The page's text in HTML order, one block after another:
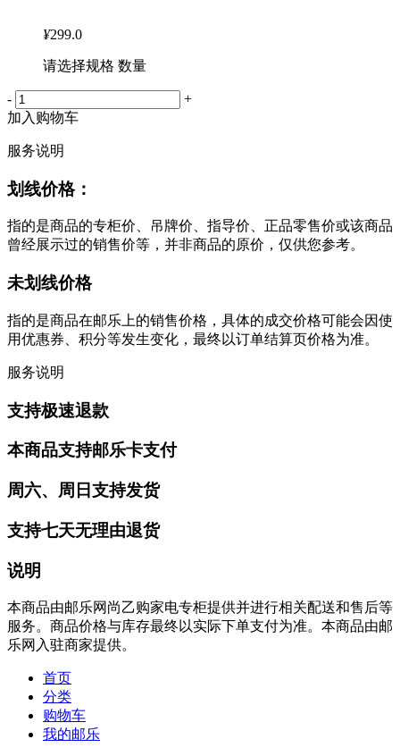
¥299.0
请选择规格 数量
-
+
加入购物车
服务说明
划线价格：
指的是商品的专柜价、吊牌价、指导价、正品零售价或该商品
曾经展示过的销售价等，并非商品的原价，仅供您参考。
未划线价格
指的是商品在邮乐上的销售价格，具体的成交价格可能会因使
用优惠券、积分等发生变化，最终以订单结算页价格为准。
服务说明
支持极速退款
本商品支持邮乐卡支付
周六、周日支持发货
支持七天无理由退货
说明
本商品由邮乐网尚乙购家电专柜提供并进行相关配送和售后等
服务。商品价格与库存最终以实际下单支付为准。本商品由邮
乐网入驻商家提供。
首页
分类
购物车
我的邮乐